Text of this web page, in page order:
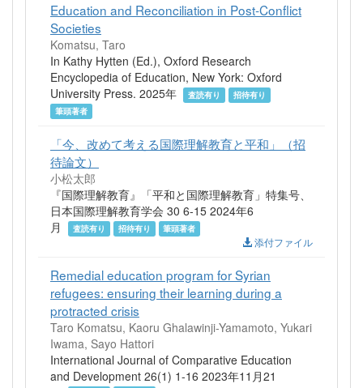
Education and Reconciliation in Post-Conflict
Societies
Komatsu, Taro
In Kathy Hytten (Ed.), Oxford Research
Encyclopedia of Education, New York: Oxford
University Press. 2025年
査読有り
招待有り
筆頭著者
「今、改めて考える国際理解教育と平和」（招
待論文）
小松太郎
『国際理解教育』「平和と国際理解教育」特集号、
日本国際理解教育学会 30 6-15 2024年6
月
査読有り 招待有り 筆頭著者
添付ファイル
Remedial education program for Syrian
refugees: ensuring their learning during a
protracted crisis
Taro Komatsu, Kaoru Ghalawinji-Yamamoto, Yukari
Iwama, Sayo Hattori
International Journal of Comparative Education
and Development 26(1) 1-16 2023年11月21